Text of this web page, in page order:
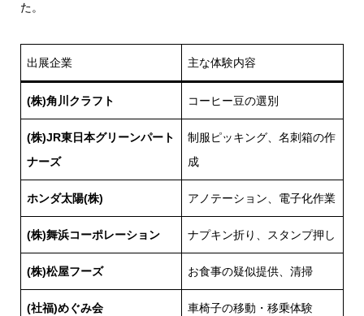
た。
出展企業 主な体験内容
(株)角川クラフト コーヒー豆の選別
(株)JR東日本グリーンパート
ナーズ
制服ピッキング、名刺箱の作
成
ホンダ太陽(株) アノテーション、電子化作業
(株)舞浜コーポレーション ナプキン折り、スタンプ押し
(株)松屋フーズ お食事の疑似提供、清掃
(社福)めぐみ会 車椅子の移動・移乗体験